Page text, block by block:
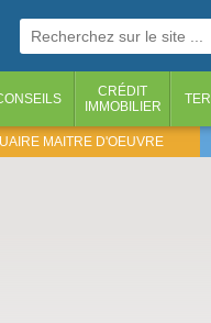
CRÉDIT
IMMOBILIER
MAITRE D'OEUVRE